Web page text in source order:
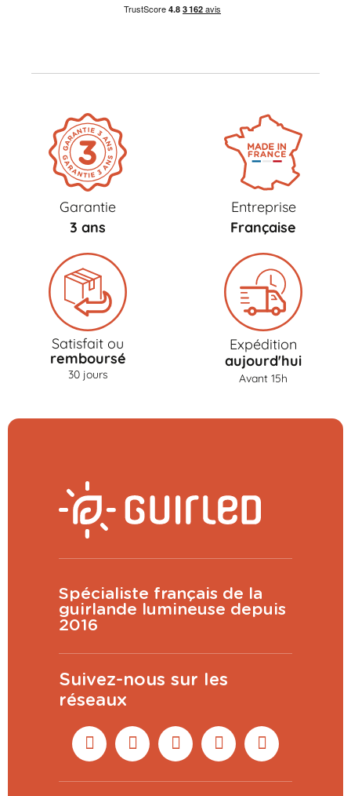
Garantie
3 ans
Entreprise
Française
Satisfait ou
remboursé
30 jours
Expédition
aujourd'hui
Avant 15h
Spécialiste français de la
guirlande lumineuse depuis
2016
Suivez-nous sur les
réseaux